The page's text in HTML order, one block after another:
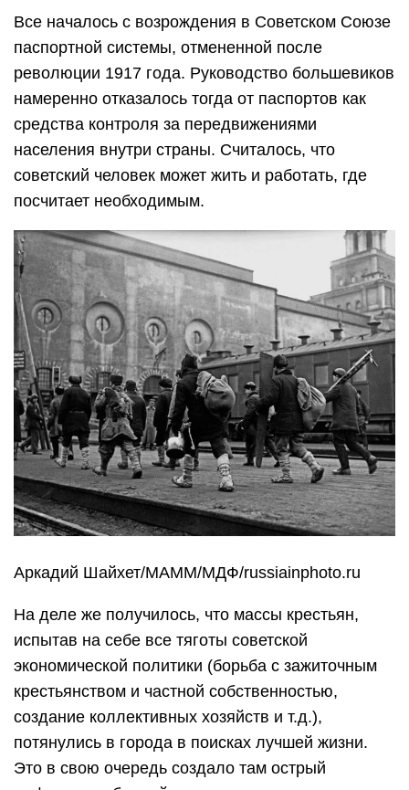
Все началось с возрождения в Советском Союзе
паспортной системы, отмененной после
революции 1917 года. Руководство большевиков
намеренно отказалось тогда от паспортов как
средства контроля за передвижениями
населения внутри страны. Считалось, что
советский человек может жить и работать, где
посчитает необходимым.
Аркадий Шайхет/МАММ/МДФ/russiainphoto.ru
На деле же получилось, что массы крестьян,
испытав на себе все тяготы советской
экономической политики (борьба с зажиточным
крестьянством и частной собственностью,
создание коллективных хозяйств и т.д.),
потянулись в города в поисках лучшей жизни.
Это в свою очередь создало там острый